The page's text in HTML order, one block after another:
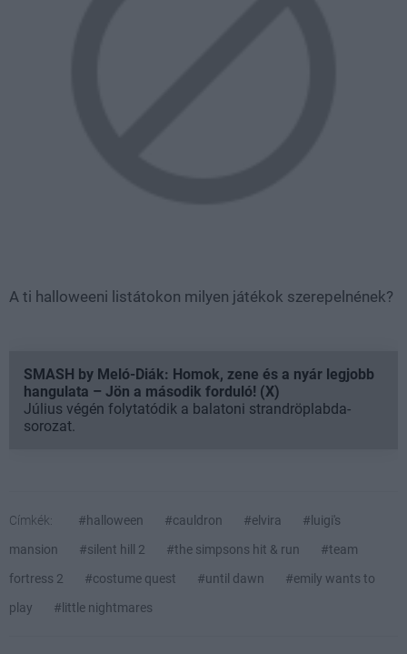
A ti halloweeni listátokon milyen játékok szerepelnének?
SMASH by Meló-Diák: Homok, zene és a nyár legjobb
hangulata – Jön a második forduló! (X)
Július végén folytatódik a balatoni strandröplabda-
sorozat.
Címkék: #halloween #cauldron #elvira
#luigi's
mansion
#silent hill 2 #the simpsons hit & run
#team
fortress 2
#costume quest #until dawn
#emily wants to
play
#little nightmares